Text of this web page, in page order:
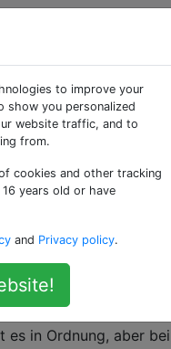
leere
auf 1152 x
Desktop nach rechts
rechts eine leere
verursachen? Bei einer
es in Ordnung, aber bei
to improve your
show you personalized
website traffic, and to
from.
cookies and other tracking
years old or have
and Privacy policy.